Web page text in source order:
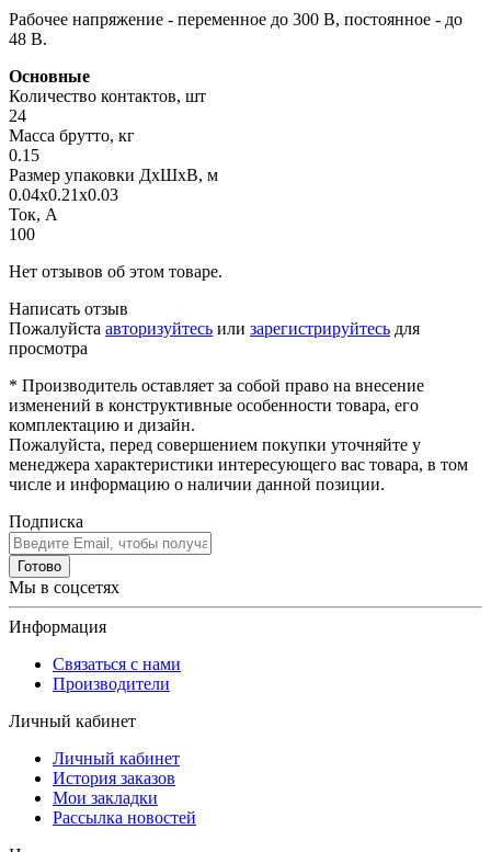
Рабочее напряжение - переменное до 300 В, постоянное - до
48 В.
Основные
Количество контактов, шт
24
Масса брутто, кг
0.15
Размер упаковки ДхШхВ, м
0.04x0.21x0.03
Ток, А
100
Нет отзывов об этом товаре.
Написать отзыв
Пожалуйста авторизуйтесь или зарегистрируйтесь для
просмотра
* Производитель оставляет за собой право на внесение
изменений в конструктивные особенности товара, его
комплектацию и дизайн.
Пожалуйста, перед совершением покупки уточняйте у
менеджера характеристики интересующего вас товара, в том
числе и информацию о наличии данной позиции.
Подписка
Готово
Мы в соцсетях
Информация
Связаться с нами
Производители
Личный кабинет
Личный кабинет
История заказов
Мои закладки
Рассылка новостей